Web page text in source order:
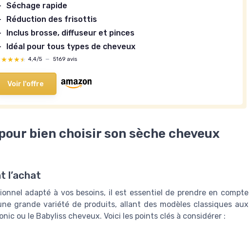
Séchage rapide
Réduction des frisottis
Inclus brosse, diffuseur et pinces
Idéal pour tous types de cheveux
4,4/5 — 5169 avis
Voir l'offre
bien choisir son sèche cheveux
l’achat
adapté à vos besoins, il est essentiel de prendre en compte
grande variété de produits, allant des modèles classiques aux
ou le Babyliss cheveux. Voici les points clés à considérer :